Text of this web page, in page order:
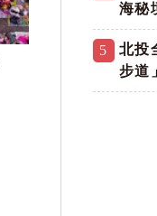
海秘
5
北投
步道